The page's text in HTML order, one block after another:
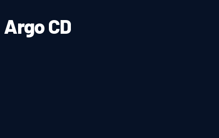
Argo CD